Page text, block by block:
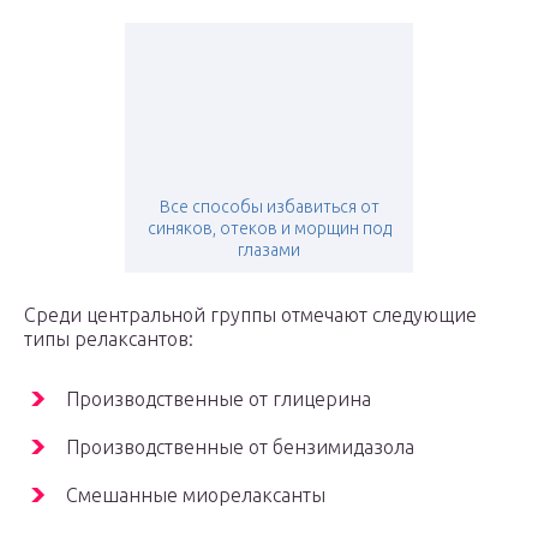
Все способы избавиться от
синяков, отеков и морщин под
глазами
Среди центральной группы отмечают следующие
типы релаксантов:
Производственные от глицерина
Производственные от бензимидазола
Смешанные миорелаксанты